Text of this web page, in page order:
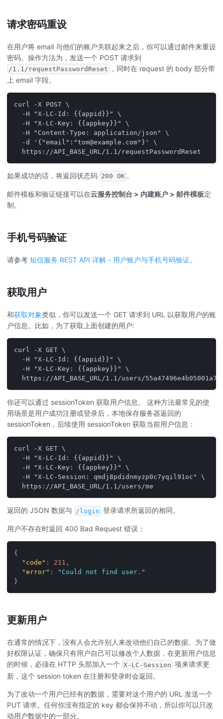
请求密码重设
在用户将 email 与他们的账户关联起来之后，你可以通过邮件来重设
密码。操作方法为，发送一个 POST 请求到
/1.1/requestPasswordReset
，同时在 request 的 body 部分带
上 email 字段。
curl -X POST \
  -H "X-LC-Id: {{appid}}" \
  -H "X-LC-Key: {{appkey}}" \
  -H "Content-Type: application/json" \
  -d '{"email":"tom@example.com"}' \
  https://API_BASE_URL/1.1/requestPasswordReset
如果成功的话，将返回状态码 200 OK 。
邮件模板和验证链接可以在云服务控制台 > 内建账户 > 邮件模板定
制。
手机号码验证
请参考 短信服务 REST API 详解 - 用户账户与手机号码验证。
获取用户
和获取对象类似，你可以发送一个 GET 请求到 URL 以获取用户的账
户信息。比如，为了获取上面创建的用户:
curl -X GET \
  -H "X-LC-Id: {{appid}}" \
  -H "X-LC-Key: {{appkey}}" \
https://API_BASE_URL/1.1/users/
你还可以通过 sessionToken 获取用户信息。 这种方法最常见的使
用场景是用户成功注册或登录后，本地保存服务器返回的
sessionToken，后续使用 sessionToken 获取当前用户信息：
curl -X GET \
  -H "X-LC-Id: {{appid}}" \
  -H "X-LC-Key: {{appkey}}" \
  -H "X-LC-Session: qmdj8pdidnmyzp0c7yqil91oc" \
  https://API_BASE_URL/1.1/users/me
返回的 JSON 数据与 /login 登录请求所返回的相同。
用户不存在时返回 400 Bad Request 错误：
{
"code" : 211 ,
"error" :
"Could not find user."
}
更新用户
在通常的情况下，没有人会允许别人来改动他们自己的数据。为了做
好权限认证，确保只有用户自己可以修改个人数据，在更新用户信息
的时候，必须在 HTTP 头部加入一个 X-LC-Session 项来请求更
新，这个 session token 在注册和登录时会返回。
为了改动一个用户已经有的数据，需要对这个用户的 URL 发送一个
PUT 请求。任何你没有指定的 key 都会保持不动，所以你可以只改
动用户数据中的一部分。